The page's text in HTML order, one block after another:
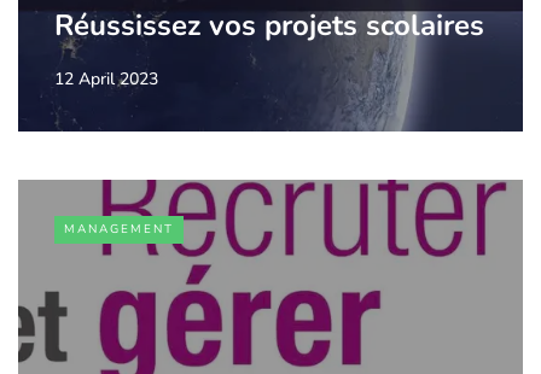
Réussissez vos projets scolaires
12 April 2023
MANAGEMENT